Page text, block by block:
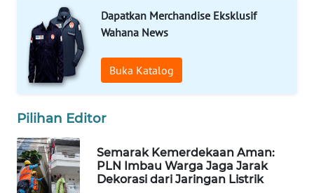
Dapatkan Merchandise Eksklusif
Wahana News
Buka Katalog
Pilihan Editor
Semarak Kemerdekaan Aman:
PLN Imbau Warga Jaga Jarak
Dekorasi dari Jaringan Listrik
WAHANA
SPORT
WAHANA
UMKM
SELEB
WAHANA